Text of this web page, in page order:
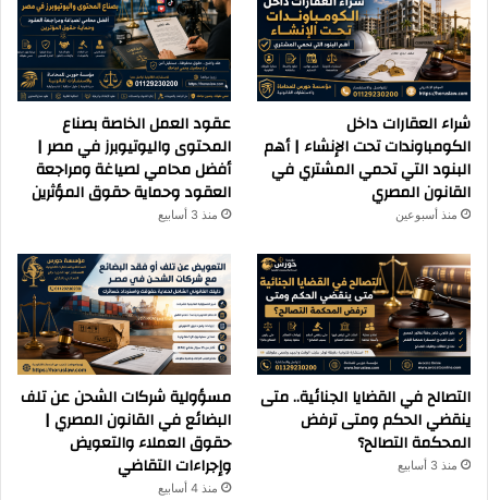
شراء العقارات داخل
الكومباوندات تحت الإنشاء | أهم
البنود التي تحمي المشتري في
القانون المصري
منذ أسبوعين
عقود العمل الخاصة بصناع
المحتوى واليوتيوبرز في مصر |
أفضل محامي لصياغة ومراجعة
العقود وحماية حقوق المؤثرين
منذ 3 أسابيع
التصالح في القضايا الجنائية.. متى
ينقضي الحكم ومتى ترفض
المحكمة التصالح؟
منذ 3 أسابيع
مسؤولية شركات الشحن عن تلف
البضائع في القانون المصري |
حقوق العملاء والتعويض
وإجراءات التقاضي
منذ 4 أسابيع